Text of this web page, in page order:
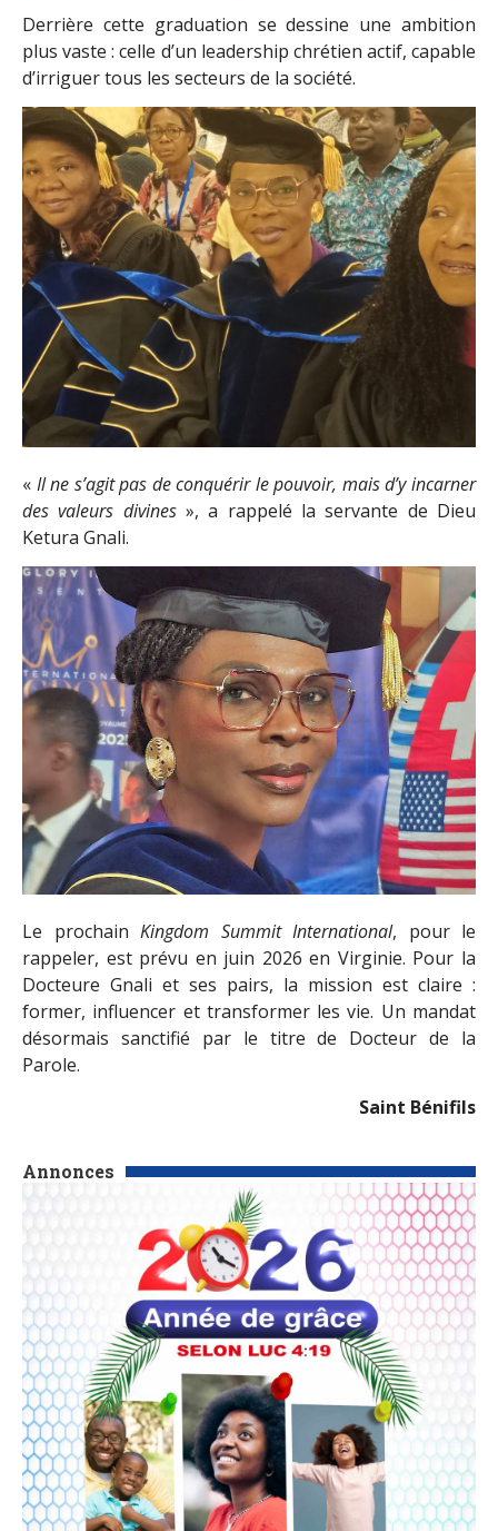
Annonces
Derrière cette graduation se dessine une ambition
plus vaste : celle d’un leadership chrétien actif, capable
d’irriguer tous les secteurs de la société.
« Il ne s’agit pas de conquérir le pouvoir, mais d’y incarner
des valeurs divines», a rappelé la servante de Dieu
Ketura Gnali.
Le prochain Kingdom Summit International, pour le
rappeler, est prévu en juin 2026 en Virginie. Pour la
Docteure Gnali et ses pairs, la mission est claire :
former, influencer et transformer les vie. Un mandat
désormais sanctifié par le titre de Docteur de la
Parole.
Saint Bénifils